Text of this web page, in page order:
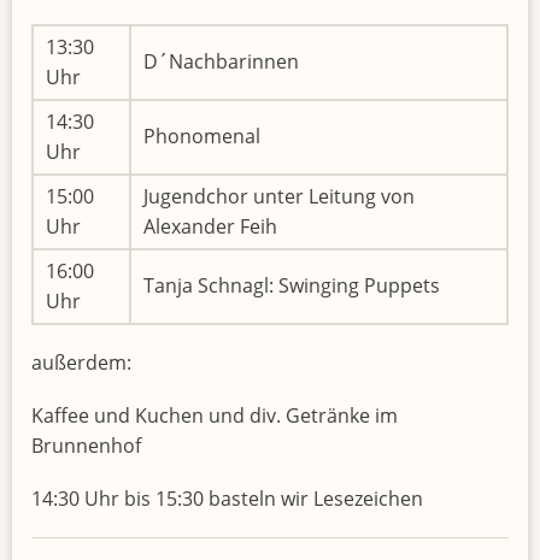
13:30
Uhr
D´Nachbarinnen
14:30
Uhr
Phonomenal
15:00
Uhr
Jugendchor unter Leitung von
Alexander Feih
16:00
Uhr
Tanja Schnagl: Swinging Puppets
außerdem:
Kaffee und Kuchen und div. Getränke im
Brunnenhof
14:30 Uhr bis 15:30 basteln wir Lesezeichen